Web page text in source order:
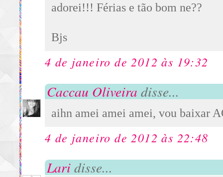
adorei!!! Férias e tão bom ne??
Bjs
4 de janeiro de 2012 às 19:32
Caccau Oliveira disse...
aihn amei amei amei, vou baixar
4 de janeiro de 2012 às 22:48
Laridisse...